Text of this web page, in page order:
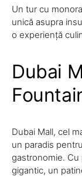
Un tur cu
unică asupra
o experiență
Dubai
Dubai Mall, cel
un paradis
gastronomie. Cu
gigantic, un